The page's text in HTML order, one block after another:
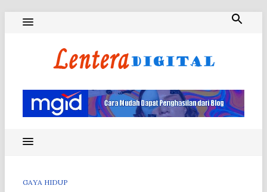
GAYA HIDUP